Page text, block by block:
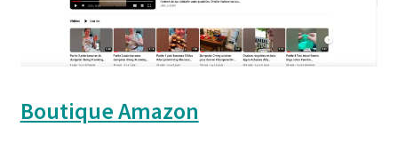
Boutique Amazon